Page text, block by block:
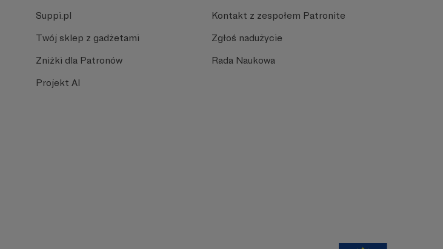
Suppi.pl
Twój sklep z gadżetami
Zniżki dla Patronów
Projekt AI
Kontakt z zespołem Patronite
Zgłoś nadużycie
Rada Naukowa